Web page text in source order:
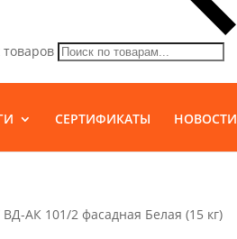
товаров
СЕРТИФИКАТЫ НОВОСТИ
ВД-АК 101/2 фасадная Белая (15 кг)